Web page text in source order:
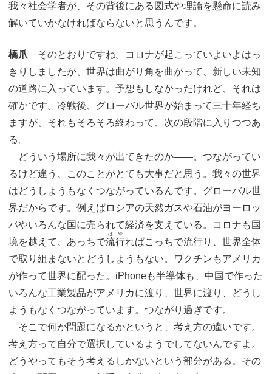
我々社会学者が、その背後にある図式や理論を懸命に読み
解いていかなければならないと思うんです。
橋爪 そのとおりですね。コロナが起こっていよいよはっ
きりしましたが、世界は曲がり角を曲がって、新しい未知
の道路に入っています。予想もしなかったけれど、それは
確かです。冷戦後、グローバル世界が始まって三十年経ち
ますが、それもそろそろ終わって、次の段階に入りつつあ
る。
どういう場所に我々が出てきたのか――。つながってい
るけど違う、このことがとても大事だと思う。我々の世界
はどうしようもなくつながっているんです。グローバル世
界だからです。例えばロシアの天然ガスや石油がヨーロッ
パやいろんな国に売られて経済を支えている。コロナも国
境を越えて、あっちで流行
はや
ればこっちで流行り、世界全体
で取り組まないとどうしようもない。ワクチンもアメリカ
が作って世界に配った。iPhoneも半導体も、中国で作った
いろんな工業製品がアメリカに渡り、世界に渡り、どうし
ようもなくつながっています。つながり過ぎです。
そこで何が問題になるかというと、考え方の違いです。
考え方って自分で選択しているようでしてないんですよ。
どうやってもそう考えるしかないという部分がある。その